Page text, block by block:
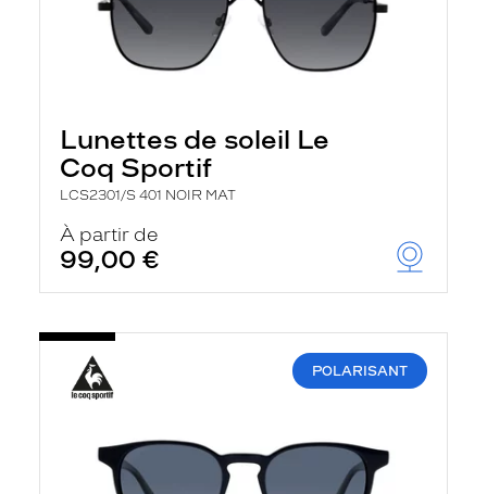
Lunettes de soleil Le
Coq Sportif
LCS2301/S 401 NOIR MAT
À partir de
99,00 €
POLARISANT